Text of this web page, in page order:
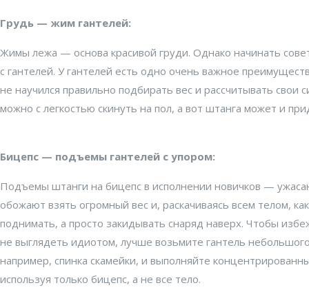
Грудь — жим гантелей:
Жимы лежа — основа красивой груди. Однако начинать
с гантелей. У гантелей есть одно очень важное
не научился правильно подбирать вес и рассчитывать свои
можно с легкостью скинуть на пол, а вот штанга может и
Бицепс — подъемы гантелей с упором:
Подъемы штанги на бицепс в исполнении новичков —
обожают взять огромный вес и, раскачиваясь всем телом,
поднимать, а просто закидывать снаряд наверх. Чтобы
не выглядеть идиотом, лучше возьмите гантель
например, спинка скамейки, и выполняйте
используя только бицепс, а не все тело.